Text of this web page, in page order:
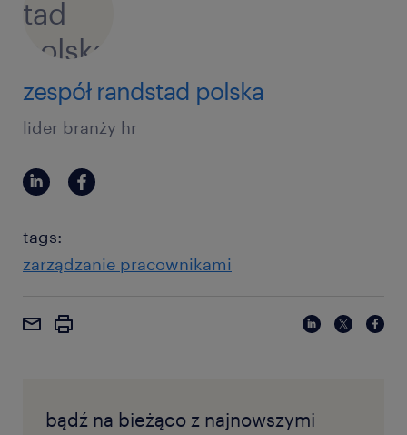
zespół randstad polska
lider branży hr
tags:
zarządzanie pracownikami
bądź na bieżąco z najnowszymi